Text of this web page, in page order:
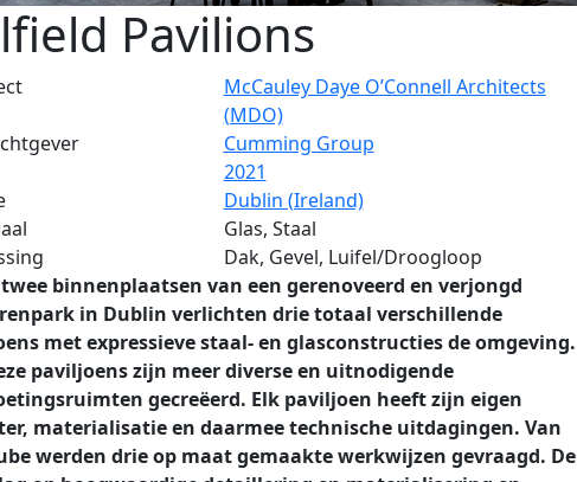
Pavilions
McCauley Daye O’Connell Architects
(MDO)
Cumming Group
2021
Dublin (Ireland)
Glas, Staal
Dak, Gevel, Luifel/Droogloop
twee binnenplaatsen van een gerenoveerd en verjongd
in Dublin verlichten drie totaal verschillende
met expressieve staal- en glasconstructies de omgeving.
paviljoens zijn meer diverse en uitnodigende
gecreëerd. Elk paviljoen heeft zijn eigen
materialisatie en daarmee technische uitdagingen. Van
werden drie op maat gemaakte werkwijzen gevraagd. De